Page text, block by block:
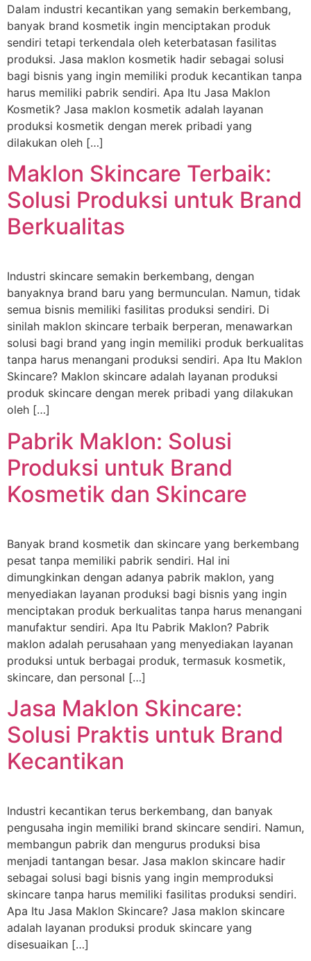
Dalam industri kecantikan yang semakin berkembang,
banyak brand kosmetik ingin menciptakan produk
sendiri tetapi terkendala oleh keterbatasan fasilitas
produksi. Jasa maklon kosmetik hadir sebagai solusi
bagi bisnis yang ingin memiliki produk kecantikan tanpa
harus memiliki pabrik sendiri. Apa Itu Jasa Maklon
Kosmetik? Jasa maklon kosmetik adalah layanan
produksi kosmetik dengan merek pribadi yang
dilakukan oleh […]
Maklon Skincare Terbaik:
Solusi Produksi untuk Brand
Berkualitas
Industri skincare semakin berkembang, dengan
banyaknya brand baru yang bermunculan. Namun, tidak
semua bisnis memiliki fasilitas produksi sendiri. Di
sinilah maklon skincare terbaik berperan, menawarkan
solusi bagi brand yang ingin memiliki produk berkualitas
tanpa harus menangani produksi sendiri. Apa Itu Maklon
Skincare? Maklon skincare adalah layanan produksi
produk skincare dengan merek pribadi yang dilakukan
oleh […]
Pabrik Maklon: Solusi
Produksi untuk Brand
Kosmetik dan Skincare
Banyak brand kosmetik dan skincare yang berkembang
pesat tanpa memiliki pabrik sendiri. Hal ini
dimungkinkan dengan adanya pabrik maklon, yang
menyediakan layanan produksi bagi bisnis yang ingin
menciptakan produk berkualitas tanpa harus menangani
manufaktur sendiri. Apa Itu Pabrik Maklon? Pabrik
maklon adalah perusahaan yang menyediakan layanan
produksi untuk berbagai produk, termasuk kosmetik,
skincare, dan personal […]
Jasa Maklon Skincare:
Solusi Praktis untuk Brand
Kecantikan
Industri kecantikan terus berkembang, dan banyak
pengusaha ingin memiliki brand skincare sendiri. Namun,
membangun pabrik dan mengurus produksi bisa
menjadi tantangan besar. Jasa maklon skincare hadir
sebagai solusi bagi bisnis yang ingin memproduksi
skincare tanpa harus memiliki fasilitas produksi sendiri.
Apa Itu Jasa Maklon Skincare? Jasa maklon skincare
adalah layanan produksi produk skincare yang
disesuaikan […]